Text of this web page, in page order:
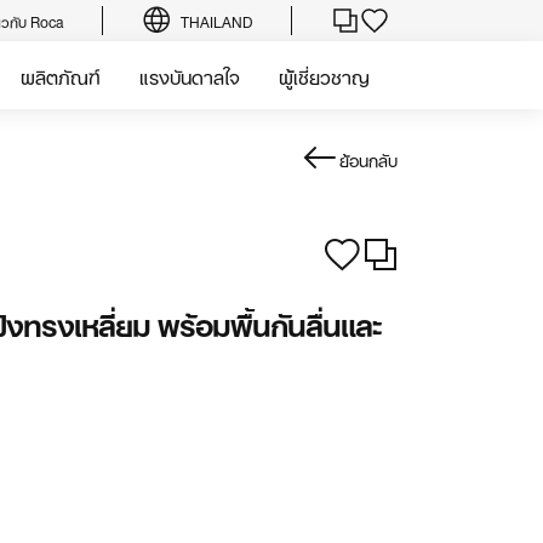
กับ Roca THAILAND
ผลิตภัณฑ์ แรงบันดาลใจ ผู้เชี่ยวชาญ
ย้อนกลับ
ทรงเหลี่ยม พร้อมพื้นกันลื่นและ